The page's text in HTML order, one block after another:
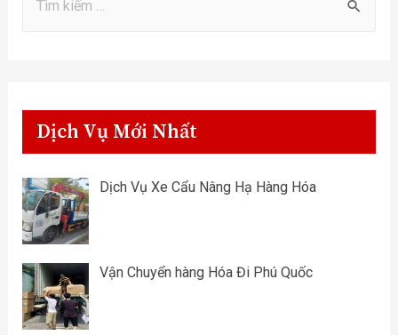
Dịch Vụ Mới Nhất
Dịch Vụ Xe Cẩu Nâng Hạ Hàng Hóa
Vận Chuyển hàng Hóa Đi Phú Quốc